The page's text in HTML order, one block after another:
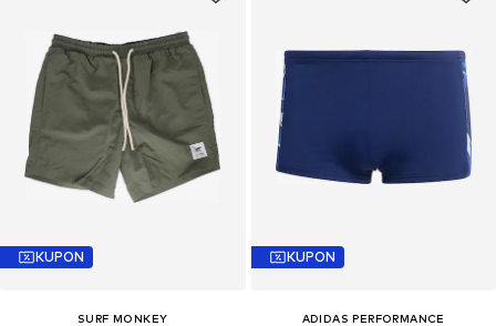
KUPON
SURF MONKEY
KUPON
ADIDAS PERFORMANCE